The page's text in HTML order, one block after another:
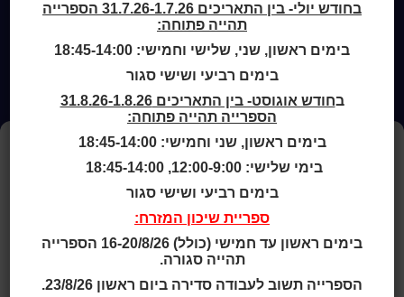
ניהול העדפות עוגיות
לשמירת מידע על המכשיר שלך ולניתוח השימוש באתר.
הסכמה לשימוש בעוגיות מאפשרת לנו לשפר את השירותים והתוכן.
אי הסכמה עלולה להשפיע על חלק מהפונקציות באתר.
למידע נוסף ראו אתמדיניות הפרטיותו- מדיניות העוגיות.
בחודש יולי- בין התאריכים 31.7.26-1.7.26 הספרייה
תהייה פתוחה:
בימים ראשון, שני, שלישי וחמישי: 18:45-14:00
בימים רביעי ושישי סגור
ב
חודש אוגוסט- בין התאריכים 31.8.26-1.8.26
הספרייה תהייה פתוחה:
בימים ראשון, שני וחמישי: 18:45-14:00
בימי שלישי: 12:00-9:00, 18:45-14:00
בימים רביעי ושישי סגור
ספריית שיכון המזרח:
בימים ראשון עד חמישי (כולל) 16-20/8/26 הספרייה
תהייה סגורה.
הספרייה תשוב לעבודה סדירה ביום ראשון 23/8/26.